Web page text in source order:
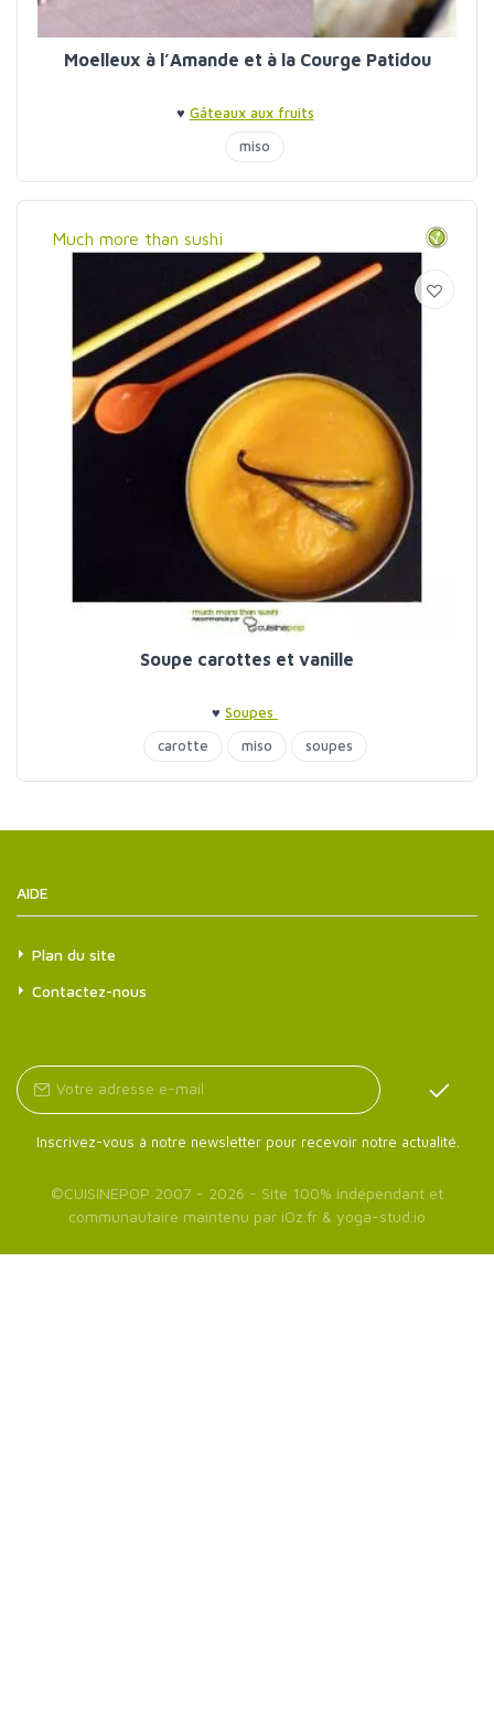
Moelleux à l’Amande et à la Courge Patidou
♥ Gâteaux aux fruits
miso
Much more than sushi
Soupe carottes et vanille
♥ Soupes
carotte
miso soupes
AIDE
Plan du site
Contactez-nous
Inscrivez-vous à notre newsletter pour recevoir notre actualité.
©CUISINEPOP 2007 - 2026 - Site 100% indépendant et
communautaire maintenu par iOz.fr & yoga-stud.io